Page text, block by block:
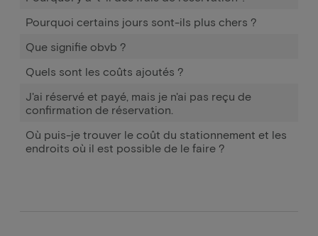
Pourquoi certains jours sont-ils plus chers ?
Que signifie obvb ?
Quels sont les coûts ajoutés ?
J'ai réservé et payé, mais je n'ai pas reçu de
confirmation de réservation.
Où puis-je trouver le coût du stationnement et les
endroits où il est possible de le faire ?